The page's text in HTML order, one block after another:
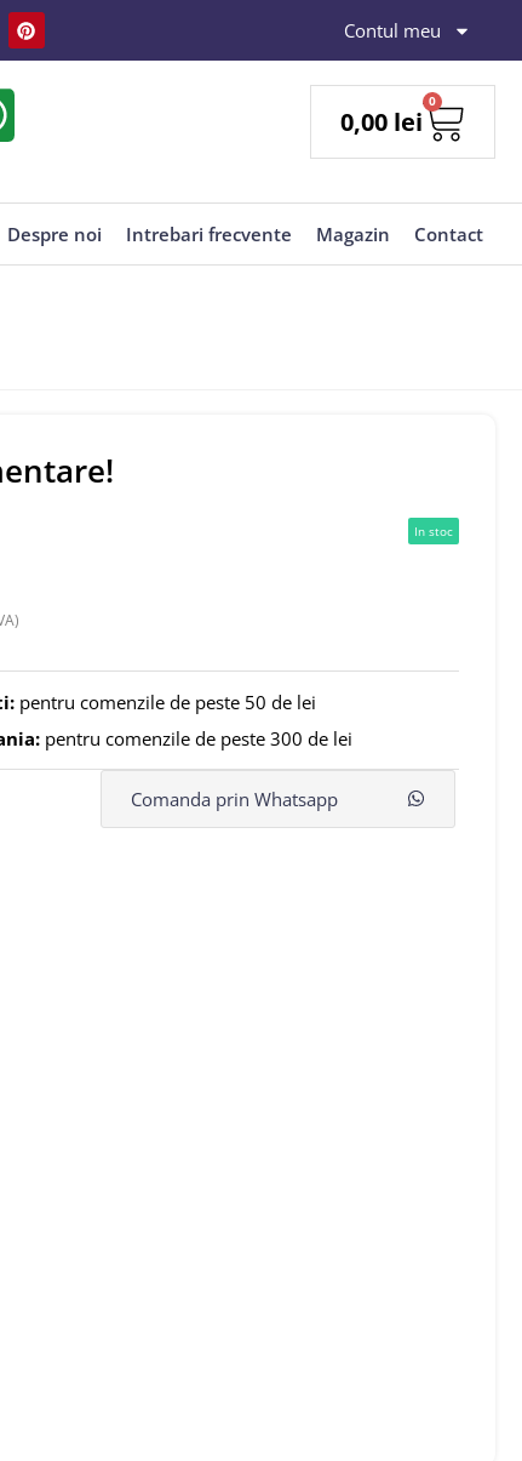
Contul meu
0,00 lei
0
Despre noi Intrebari frecvente Magazin Contact
In stoc
pentru comenzile de peste 50 de lei
pentru comenzile de peste 300 de lei
Comanda prin Whatsapp